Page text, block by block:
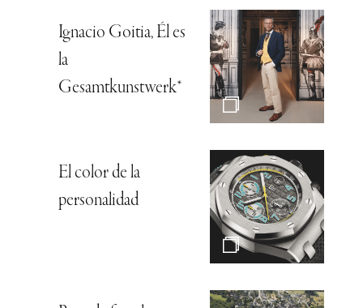
Ignacio Goitia, Él es
la
Gesamtkunstwerk*
El color de la
personalidad